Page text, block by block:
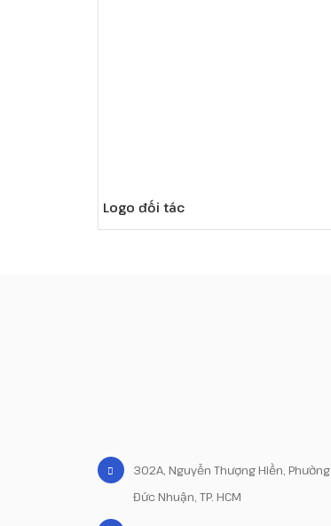
Logo đối tác
302A, Nguyễn Thượng Hiền, Phường
Đức Nhuận, TP. HCM